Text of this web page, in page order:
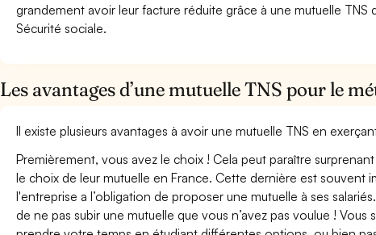
grandement avoir leur facture réduite grâce à une mutuelle
Sécurité sociale.
Les avantages d’une mutuelle TNS pour le
Il existe plusieurs avantages à avoir une mutuelle TNS en
Premièrement, vous avez le choix ! Cela peut paraître
le choix de leur mutuelle en France. Cette dernière est souvent
l'entreprise a l’obligation de proposer une mutuelle à ses
de ne pas subir une mutuelle que vous n’avez pas voulue !